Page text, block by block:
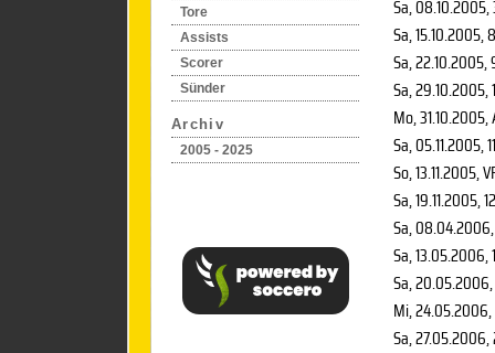
Tore
Assists
Scorer
Sünder
Archiv
2005 - 2025
Sa, 08.10.2005,
Sa, 15.10.2005,
Sa, 22.10.2005,
Sa, 29.10.2005,
Mo, 31.10.2005,
Sa, 05.11.2005,
So, 13.11.2005,
Sa, 19.11.2005,
Sa, 08.04.2006
Sa, 13.05.2006,
Sa, 20.05.2006
Mi, 24.05.2006,
Sa, 27.05.2006,